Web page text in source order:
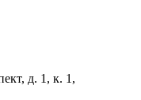
д. 1, к. 1,